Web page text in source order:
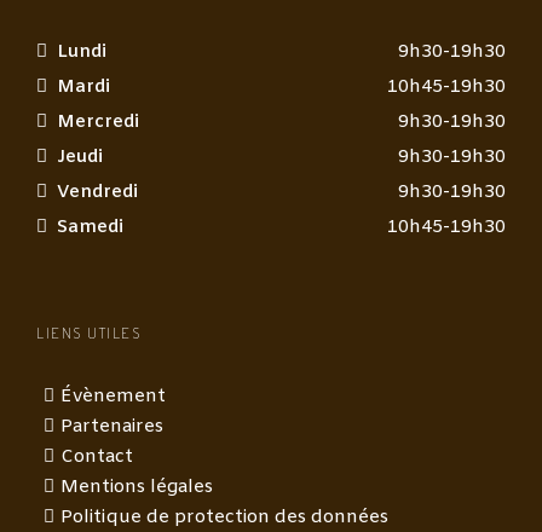
Lundi
9h30-19h30
Mardi
10h45-19h30
Mercredi
9h30-19h30
Jeudi
9h30-19h30
Vendredi
9h30-19h30
Samedi
10h45-19h30
LIENS UTILES
Évènement
Partenaires
Contact
Mentions légales
Politique de protection des données